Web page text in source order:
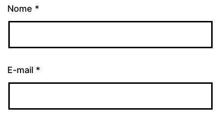
Nome *
E-mail *